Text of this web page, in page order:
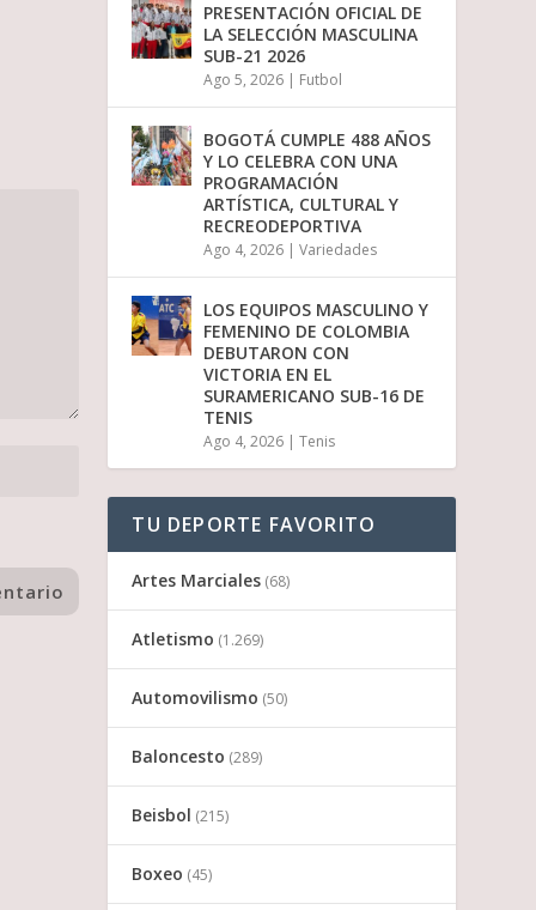
PRESENTACIÓN OFICIAL DE
LA SELECCIÓN MASCULINA
SUB-21 2026
Ago 5, 2026 | Futbol
BOGOTÁ CUMPLE 488 AÑOS
Y LO CELEBRA CON UNA
PROGRAMACIÓN
ARTÍSTICA, CULTURAL Y
RECREODEPORTIVA
Ago 4, 2026 |Variedades
LOS EQUIPOS MASCULINO Y
FEMENINO DE COLOMBIA
DEBUTARON CON
VICTORIA EN EL
SURAMERICANO SUB-16 DE
TENIS
Ago 4, 2026 |Tenis
TU DEPORTE FAVORITO
Artes Marciales (68)
Atletismo (1.269)
Automovilismo (50)
Baloncesto (289)
Beisbol (215)
Boxeo (45)